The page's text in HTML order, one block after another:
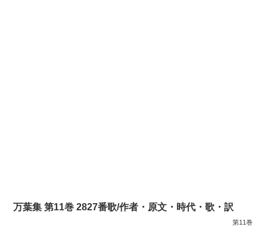
万葉集 第11巻 2827番歌/作者・原文・時代・歌・訳
第11巻